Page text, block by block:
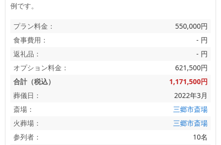
例です。
プラン料金：
550,000円
食事費用：
- 円
返礼品：
- 円
オプション料金：
621,500円
合計（税込）
1,171,500円
葬儀日：
2022年3月
斎場：
三郷市斎場
火葬場：
三郷市斎場
参列者：
10名